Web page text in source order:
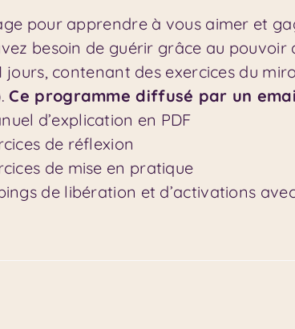
pour apprendre à vous aimer et
besoin de guérir grâce au
jours, contenant des exercices du
Ce programme diffusé par un
d’explication en PDF
de réflexion
de mise en pratique
de libération et d’activations